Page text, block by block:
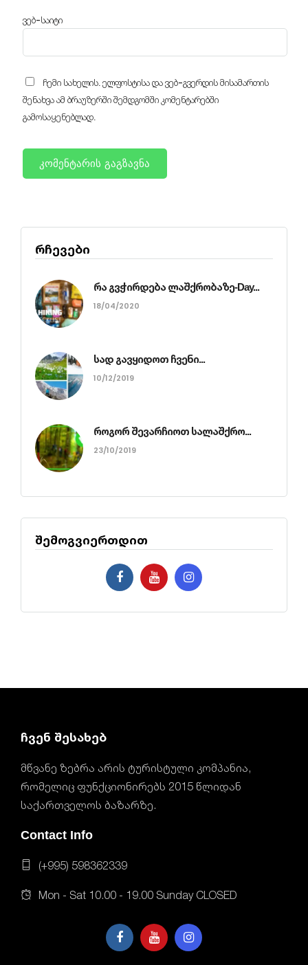
ვებ-საიტი
ჩემი სახელის. ელფოსტისა და ვებ-გვერდის მისამართის
შენახვა ამ ბრაუზერში შემდგომში კომენტარებში
გამოსაყენებლად.
რჩევები
რა გვჭირდება ლაშქრობაზე-Day...
18/04/2020
სად გავყიდოთ ჩვენი...
10/12/2019
როგორ შევარჩიოთ სალაშქრო...
23/10/2019
შემოგვიერთდით
ჩვენ შესახებ
მწვანე ზებრა არის ტურისტული კომპანია,
რომელიც ფუნქციონირებს 2015 წლიდან
საქართველოს ბაზარზე.
Contact Info
(+995) 598362339
Mon - Sat 10.00 - 19.00 Sunday CLOSED